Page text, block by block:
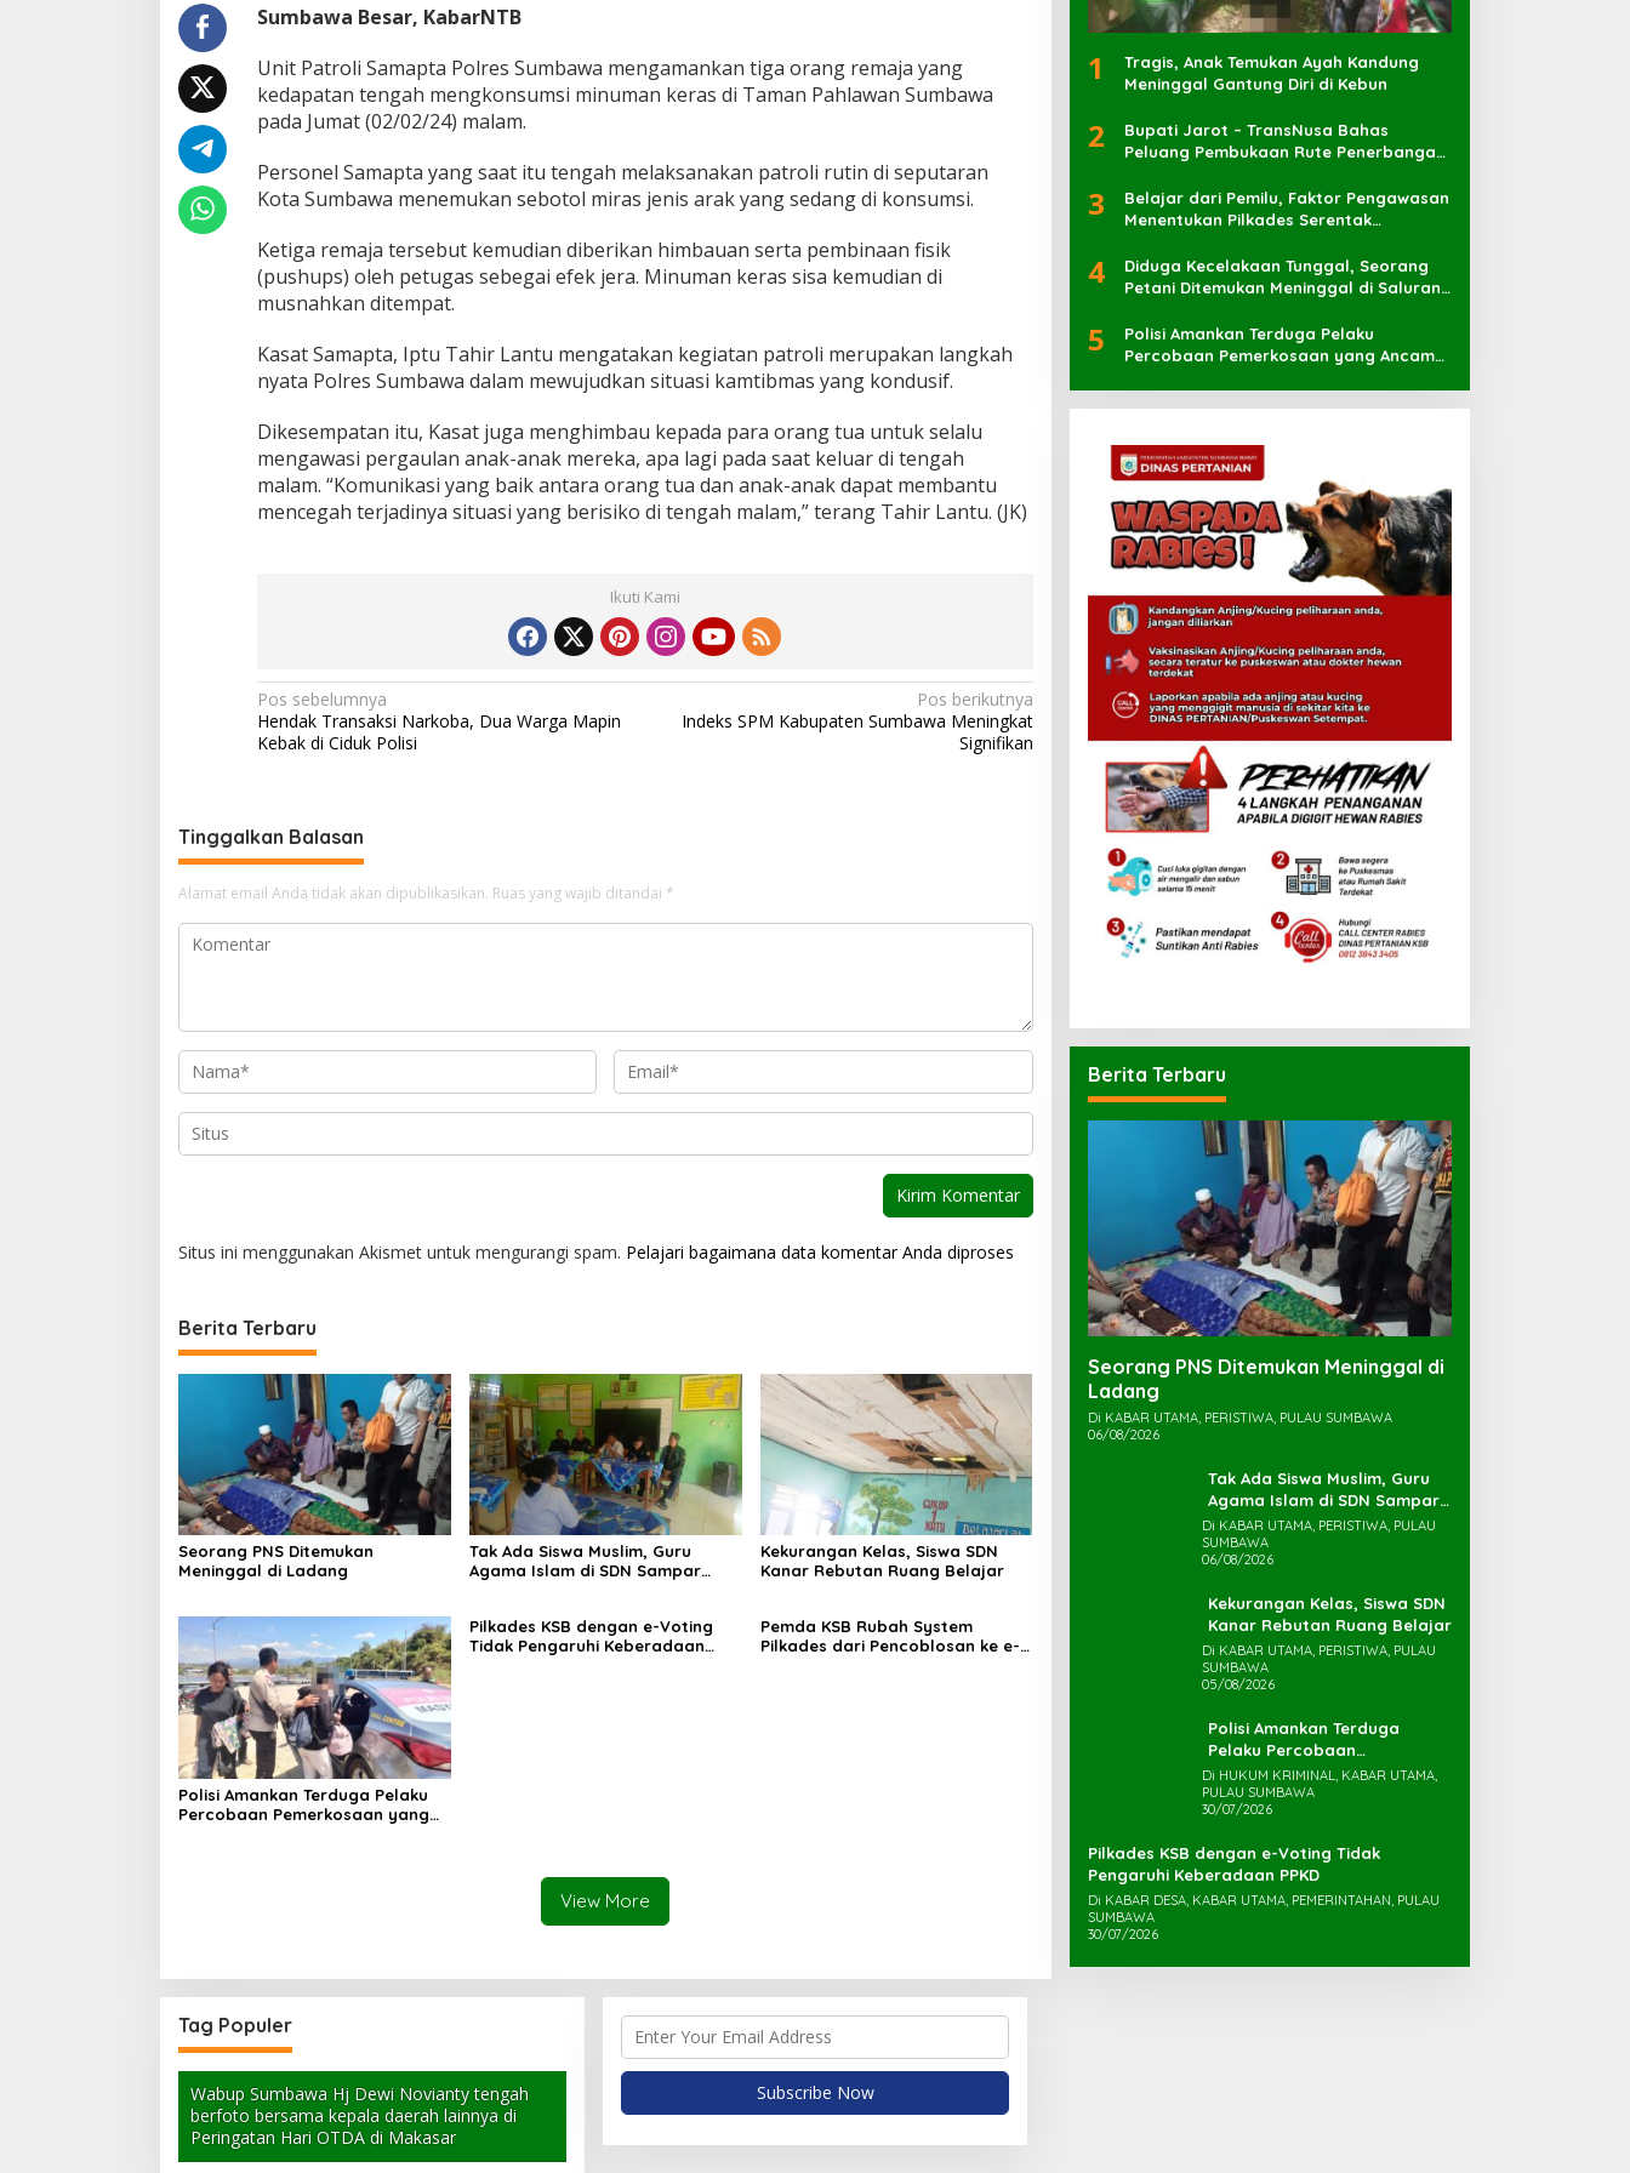
g
k
M
i
r
s
,
3
e
m
a
j
D
u
u
m
P
Sumbawa Besar, KabarNTB
Unit Patroli Samapta Polres Sumbawa mengamankan tiga orang remaja yang
kedapatan tengah mengkonsumsi minuman keras di Taman Pahlawan Sumbawa
pada Jumat (02/02/24) malam.
Personel Samapta yang saat itu tengah melaksanakan patroli rutin di seputaran
Kota Sumbawa menemukan sebotol miras jenis arak yang sedang di konsumsi.
Ketiga remaja tersebut kemudian diberikan himbauan serta pembinaan fisik
(pushups) oleh petugas sebegai efek jera. Minuman keras sisa kemudian di
musnahkan ditempat.
Kasat Samapta, Iptu Tahir Lantu mengatakan kegiatan patroli merupakan langkah
nyata Polres Sumbawa dalam mewujudkan situasi kamtibmas yang kondusif.
Dikesempatan itu, Kasat juga menghimbau kepada para orang tua untuk selalu
mengawasi pergaulan anak-anak mereka, apa lagi pada saat keluar di tengah
malam. “Komunikasi yang baik antara orang tua dan anak-anak dapat membantu
mencegah terjadinya situasi yang berisiko di tengah malam,” terang Tahir Lantu. (JK)
Ikuti Kami
N
a
g
a
s
i
s
Pos sebelumnya
Hendak Transaksi Narkoba, Dua Warga Mapin
Kebak di Ciduk Polisi
Pos berikutnya
Indeks SPM Kabupaten Sumbawa Meningkat
Signifikan
Tinggalkan Balasan
Alamat email Anda tidak akan dipublikasikan. Ruas yang wajib ditandai *
Situs ini menggunakan Akismet untuk mengurangi spam. Pelajari bagaimana data komentar Anda diproses
Berita Terbaru
Seorang PNS Ditemukan
Meninggal di Ladang
Tak Ada Siswa Muslim, Guru
Agama Islam di SDN Sampar
Kekurangan Kelas, Siswa SDN
Kanar Rebutan Ruang Belajar
Polisi Amankan Terduga Pelaku
Percobaan Pemerkosaan yang
Pilkades KSB dengan e-Voting
Tidak Pengaruhi Keberadaan
Pemda KSB Rubah System
Pilkades dari Pencoblosan ke e-
View More
1
Tragis, Anak Temukan Ayah Kandung
Meninggal Gantung Diri di Kebun
2
Bupati Jarot – TransNusa Bahas
Peluang Pembukaan Rute Penerbangan
Kaharuddin
3
Belajar dari Pemilu, Faktor Pengawasan
Menentukan Pilkades Serentak
4
Diduga Kecelakaan Tunggal, Seorang
Petani Ditemukan Meninggal di Saluran
5
Polisi Amankan Terduga Pelaku
Percobaan Pemerkosaan yang Ancam
Berita Terbaru
Seorang PNS Ditemukan Meninggal di
Ladang
Di KABAR UTAMA, PERISTIWA, PULAU SUMBAWA
06/08/2026
Tak Ada Siswa Muslim, Guru
Agama Islam di SDN Sampar
Maras Terkatung-katung ‎
Di KABAR UTAMA, PERISTIWA, PULAU
SUMBAWA
06/08/2026
Kekurangan Kelas, Siswa SDN
Kanar Rebutan Ruang Belajar
Di KABAR UTAMA, PERISTIWA, PULAU
SUMBAWA
05/08/2026
Polisi Amankan Terduga
Pelaku Percobaan
Pemerkosaan yang Ancam
Korban dengan Parang
Di HUKUM KRIMINAL, KABAR UTAMA,
PULAU SUMBAWA
30/07/2026
Pilkades KSB dengan e-Voting Tidak
Pengaruhi Keberadaan PPKD
Di KABAR DESA, KABAR UTAMA, PEMERINTAHAN, PULAU
SUMBAWA
30/07/2026
Tag Populer
Wabup Sumbawa Hj Dewi Novianty tengah
berfoto bersama kepala daerah lainnya di
Peringatan Hari OTDA di Makasar